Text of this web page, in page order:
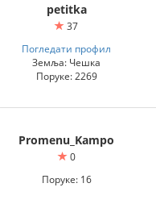
petitka
37
Погледати профил
Земља: Чешка
Поруке: 2269
Promenu_Kampo
0
Поруке: 16